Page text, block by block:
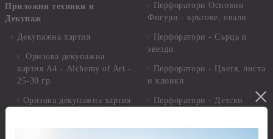
Приложни техники и
Декупаж
Декупажна хартия
Оризова декупажна
хартия А4 - Alchemy of Art -
25-30 гр.
Оризова декупажна хартия
Перфоратори Основни
Фигури - кръгове, овали
Перфоратори - Сърца и
звезди
Перфоратори - Цветя, листа
и клонки
Перфоратори - Детски